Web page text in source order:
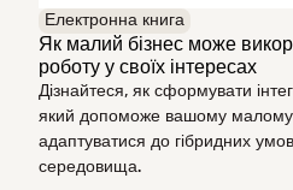
Електронна книга
Як малий бізнес може
роботу у своїх інтересах
Дізнайтеся, як сформувати
який допоможе вашому малому
адаптуватися до гібридних
середовища.